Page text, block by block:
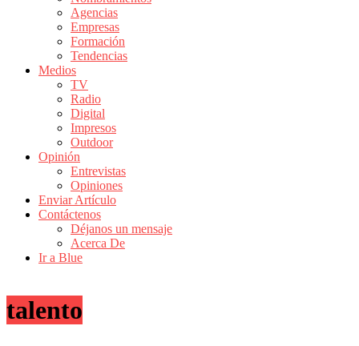
Marketing
Noticias
Actualidad
Mercadeo
Colombia
Revistas
Actualidad
Colombia
iBlue
Marketing
|
Agencias
Empresas
Formación
Tendencias
Medios
TV
Radio
Digital
Impresos
Outdoor
Opinión
Entrevistas
Opiniones
Enviar Artículo
Contáctenos
Déjanos un mensaje
Acerca De
Ir a Blue
talento